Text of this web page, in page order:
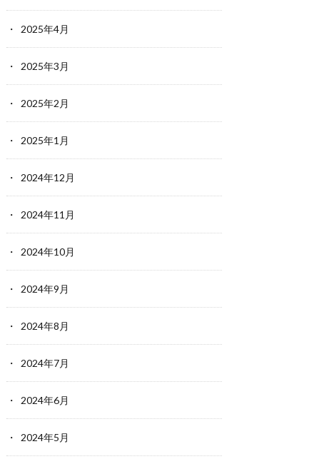
2025年4月
2025年3月
2025年2月
2025年1月
2024年12月
2024年11月
2024年10月
2024年9月
2024年8月
2024年7月
2024年6月
2024年5月